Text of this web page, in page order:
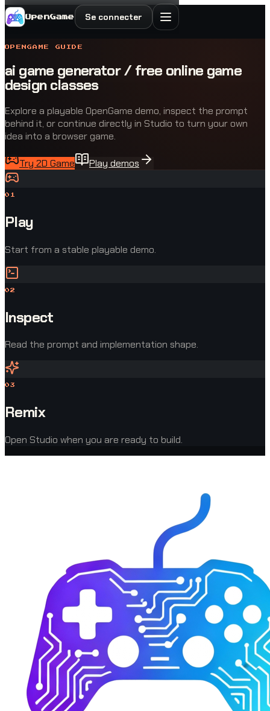
OpenGame Se connecter
OPENGAME GUIDE
ai game generator / free online game
design classes
Explore a playable OpenGame demo, inspect the prompt
behind it, or continue directly in Studio to turn your own
idea into a browser game.
Try 2D Game Play demos
0 1
Play
Start from a stable playable demo.
02
Inspect
Read the prompt and implementation shape.
03
Remix
Open Studio when you are ready to build.